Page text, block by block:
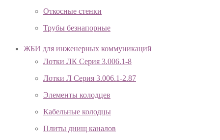
Откосные стенки
Трубы безнапорные
ЖБИ для инженерных коммуникаций
Лотки ЛК Серия 3.006.1-8
Лотки Л Серия 3.006.1-2.87
Элементы колодцев
Кабельные колодцы
Плиты днищ каналов